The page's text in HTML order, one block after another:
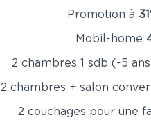
Promotion à
Mobil-home
2 chambres 1 sdb (-5
2 chambres + salon
2 couchages pour une